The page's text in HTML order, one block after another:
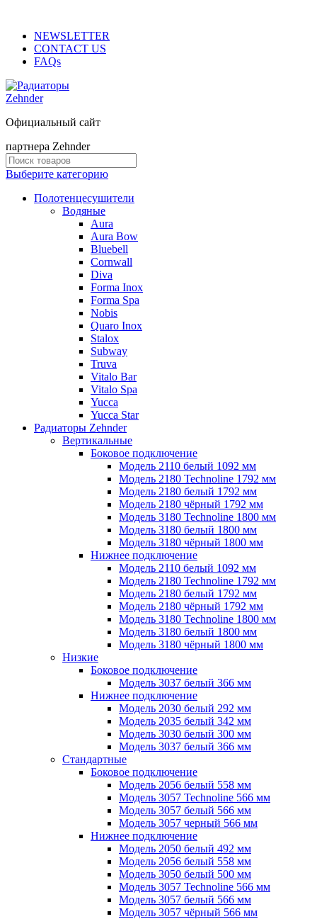
NEWSLETTER
CONTACT US
FAQs
Официальный сайт
партнера Zehnder
Выберите категорию
Полотенцесушители
Водяные
Aura
Aura Bow
Bluebell
Cornwall
Diva
Forma Inox
Forma Spa
Nobis
Quaro Inox
Stalox
Subway
Truva
Vitalo Bar
Vitalo Spa
Yucca
Yucca Star
Радиаторы Zehnder
Вертикальные
Боковое подключение
Модель 2110 белый 1092 мм
Модель 2180 Technoline 1792 мм
Модель 2180 белый 1792 мм
Модель 2180 чёрный 1792 мм
Модель 3180 Technoline 1800 мм
Модель 3180 белый 1800 мм
Модель 3180 чёрный 1800 мм
Нижнее подключение
Модель 2110 белый 1092 мм
Модель 2180 Technoline 1792 мм
Модель 2180 белый 1792 мм
Модель 2180 чёрный 1792 мм
Модель 3180 Technoline 1800 мм
Модель 3180 белый 1800 мм
Модель 3180 чёрный 1800 мм
Низкие
Боковое подключение
Модель 3037 белый 366 мм
Нижнее подключение
Модель 2030 белый 292 мм
Модель 2035 белый 342 мм
Модель 3030 белый 300 мм
Модель 3037 белый 366 мм
Стандартные
Боковое подключение
Модель 2056 белый 558 мм
Модель 3057 Technoline 566 мм
Модель 3057 белый 566 мм
Модель 3057 черный 566 мм
Нижнее подключение
Модель 2050 белый 492 мм
Модель 2056 белый 558 мм
Модель 3050 белый 500 мм
Модель 3057 Technoline 566 мм
Модель 3057 белый 566 мм
Модель 3057 чёрный 566 мм